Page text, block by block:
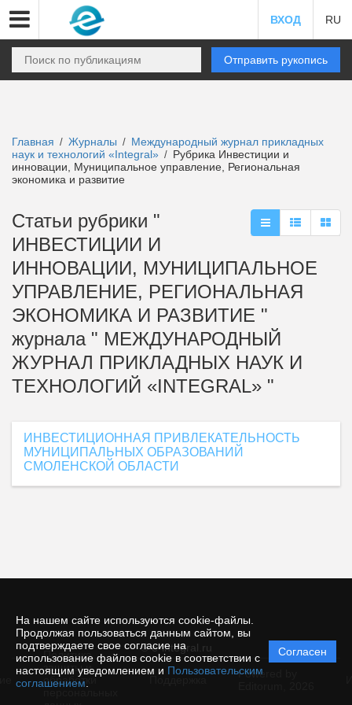
На нашем сайте используются cookie-файлы.
Продолжая пользоваться данным сайтом, вы
подтверждаете свое согласие на
использование файлов cookie в соответствии с
настоящим уведомлением и Пользовательским
соглашением
Согласен
ВХОД RU
Отправить рукопись
Главная / Журналы / Международный журнал прикладных
наук и технологий «Integral» / Рубрика Инвестиции и
инновации, Муниципальное управление, Региональная
экономика и развитие
Статьи рубрики "
ИНВЕСТИЦИИ И
ИННОВАЦИИ, МУНИЦИПАЛЬНОЕ
УПРАВЛЕНИЕ, РЕГИОНАЛЬНАЯ
ЭКОНОМИКА И РАЗВИТИЕ "
журнала " МЕЖДУНАРОДНЫЙ
ЖУРНАЛ ПРИКЛАДНЫХ НАУК И
ТЕХНОЛОГИЙ «INTEGRAL» "
ИНВЕСТИЦИОННАЯ ПРИВЛЕКАТЕЛЬНОСТЬ
МУНИЦИПАЛЬНЫХ ОБРАЗОВАНИЙ
СМОЛЕНСКОЙ ОБЛАСТИ
© e-integral.ru
Политика
защиты и
обработки
Powered by